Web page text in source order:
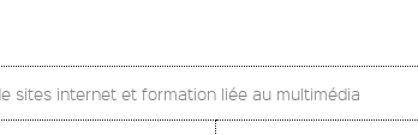
sites internet et formation liée au multimédia